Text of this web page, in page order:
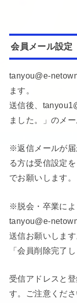
会員メール設定
tanyou@e-
ます。
送信後、
ました。」のメ
※返信メールが届
る方は受信設定
でお願いします。
※脱会・卒業によ
tanyou@e-
送信お願いします
「会員削除完了
受信アドレスと
す。ご注意くださ